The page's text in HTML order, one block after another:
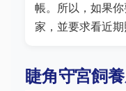
帳。所以，如果
家，並要求看近期
睫角守宮飼